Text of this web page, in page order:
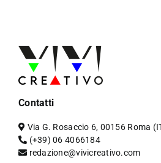
Contatti
Via G. Rosaccio 6, 00156 Roma
(+39) 06 4066184
redazione@vivicreativo.com